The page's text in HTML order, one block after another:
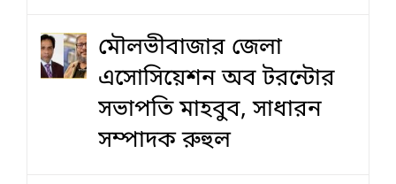
মৌলভীবাজার জেলা
এসোসিয়েশন অব টরন্টোর
সভাপতি মাহবুব, সাধারন
সম্পাদক রুহুল